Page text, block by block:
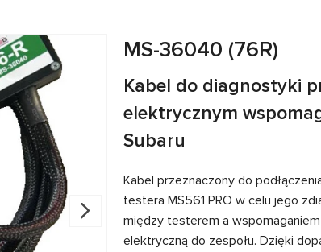
MS-36040 (76R)
Kabel do diagnostyki
elektrycznym
Subaru
Kabel przeznaczony do
testera MS561 PRO w celu jego
między testerem a
elektryczną do zespołu. Dzięki